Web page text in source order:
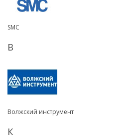
SMC
В
Волжский инструмент
К